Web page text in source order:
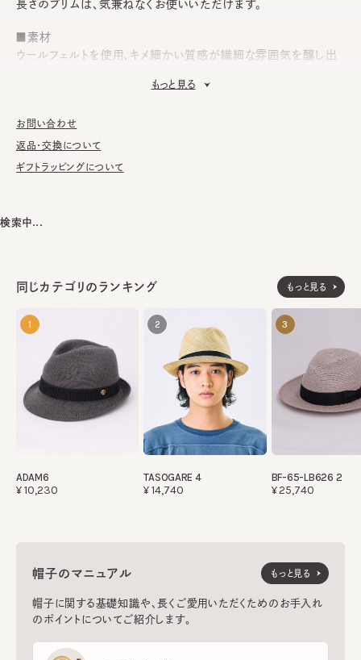
長さのブリムは、気兼ねなくお使いいただけます。
■素材
ウールフェルトを使用、キメ細かい質感が繊細な雰囲気を醸し出
ャスタースベリを搭載しているので、清潔度も高く、フィット感の微
■お手入れ方法
が汚れてしまう前の対策として、汗止めのハットライナーのお勧め
※サイズ調節スベリ仕様（サイズを小さくする際は、調節テープを
※ツバ幅には若干の個体差があります。
※素材の性質上、斑点のように小さな不純物がございます。予め
ご了承いただいた上でご購入ください。
素材 ウール100%
生産国 made in JAPAN
もっと見る
お問い合わせ
返品・交換について
ギフトラッピングについて
同じカテゴリのランキング もっと見る
1
ADAM6
¥10,230
2
TASOGARE 4
¥14,740
3
BF-65-LB626 2
¥25,740
帽子のマニュアル
帽子に関する基礎知識や、長くご愛用いただくためのお手入れ
のポイントについてご紹介します。
もっと見る
検索中...